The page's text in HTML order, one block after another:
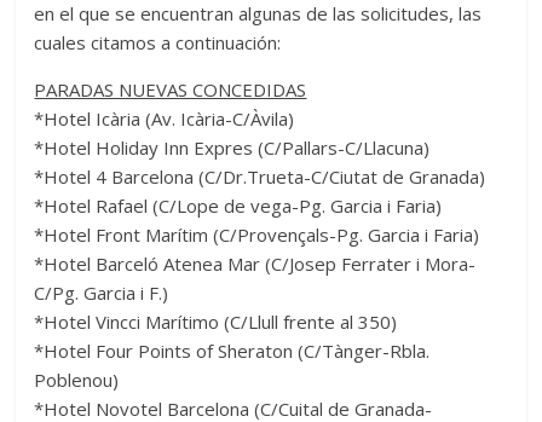
en el que se encuentran algunas de las solicitudes, las
cuales citamos a continuación:
PARADAS NUEVAS CONCEDIDAS
*Hotel Icària (Av. Icària-C/Àvila)
*Hotel Holiday Inn Expres (C/Pallars-C/Llacuna)
*Hotel 4 Barcelona (C/Dr.Trueta-C/Ciutat de Granada)
*Hotel Rafael (C/Lope de vega-Pg. Garcia i Faria)
*Hotel Front Marítim (C/Provençals-Pg. Garcia i Faria)
*Hotel Barceló Atenea Mar (C/Josep Ferrater i Mora-
C/Pg. Garcia i F.)
*Hotel Vincci Marítimo (C/Llull frente al 350)
*Hotel Four Points of Sheraton (C/Tànger-Rbla.
Poblenou)
*Hotel Novotel Barcelona (C/Cuital de Granada-